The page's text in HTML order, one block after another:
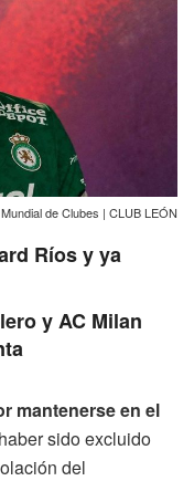
de Clubes | CLUB LEÓN
Ríos y ya
y AC Milan
mantenerse en el
sido excluido
del